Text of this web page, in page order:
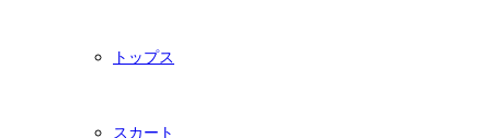
トップス
スカート